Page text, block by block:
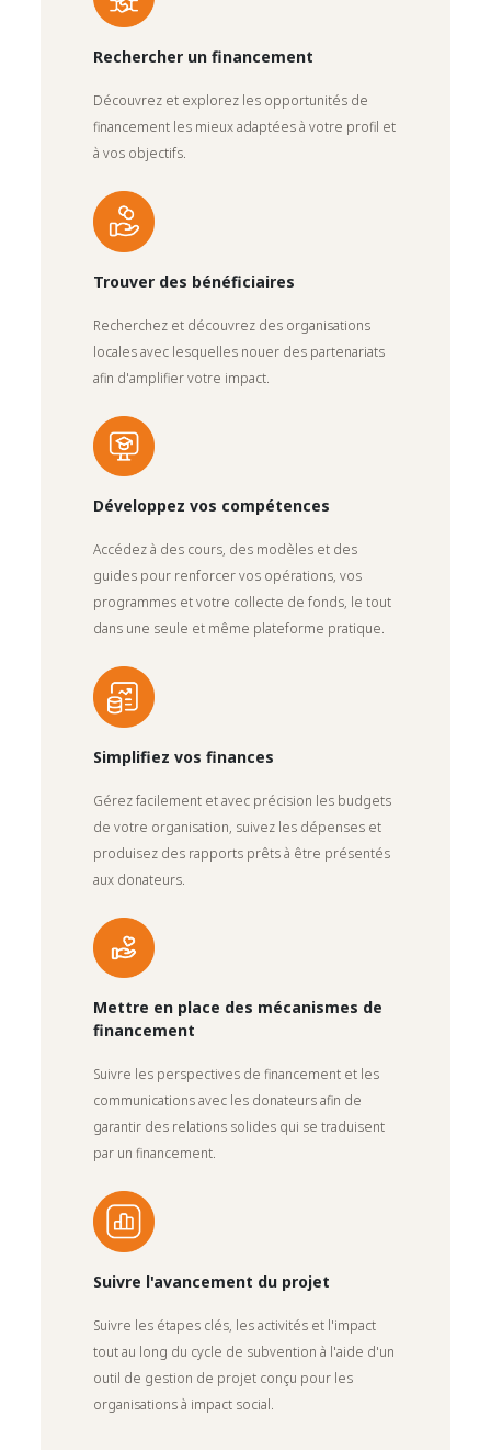
Rechercher un financement
Découvrez et explorez les opportunités de
financement les mieux adaptées à votre profil et
à vos objectifs.
Trouver des bénéficiaires
Recherchez et découvrez des organisations
locales avec lesquelles nouer des partenariats
afin d'amplifier votre impact.
Développez vos compétences
Accédez à des cours, des modèles et des
guides pour renforcer vos opérations, vos
programmes et votre collecte de fonds, le tout
dans une seule et même plateforme pratique.
Simplifiez vos finances
Gérez facilement et avec précision les budgets
de votre organisation, suivez les dépenses et
produisez des rapports prêts à être présentés
aux donateurs.
Mettre en place des mécanismes de
financement
Suivre les perspectives de financement et les
communications avec les donateurs afin de
garantir des relations solides qui se traduisent
par un financement.
Suivre l'avancement du projet
Suivre les étapes clés, les activités et l'impact
tout au long du cycle de subvention à l'aide d'un
outil de gestion de projet conçu pour les
organisations à impact social.